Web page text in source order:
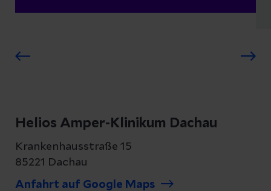
Helios Amper-Klinikum Dachau
Krankenhausstraße 15
85221 Dachau
Anfahrt auf Google Maps